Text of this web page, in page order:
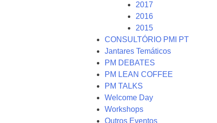
2017
2016
2015
CONSULTÓRIO PMI PT
Jantares Temáticos
PM DEBATES
PM LEAN COFFEE
PM TALKS
Welcome Day
Workshops
Outros Eventos